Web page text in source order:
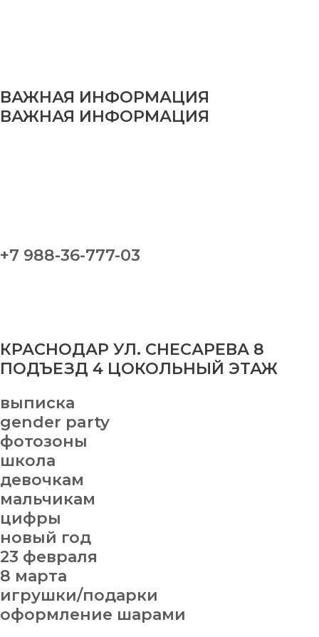
ВАЖНАЯ ИНФОРМАЦИЯ
ВАЖНАЯ ИНФОРМАЦИЯ
+7 988-36-777-03
КРАСНОДАР УЛ. СНЕСАРЕВА 8
ПОДЪЕЗД 4 ЦОКОЛЬНЫЙ ЭТАЖ
выписка
gender party
фотозоны
школа
девочкам
мальчикам
цифры
новый год
23 февраля
8 марта
игрушки/подарки
оформление шарами